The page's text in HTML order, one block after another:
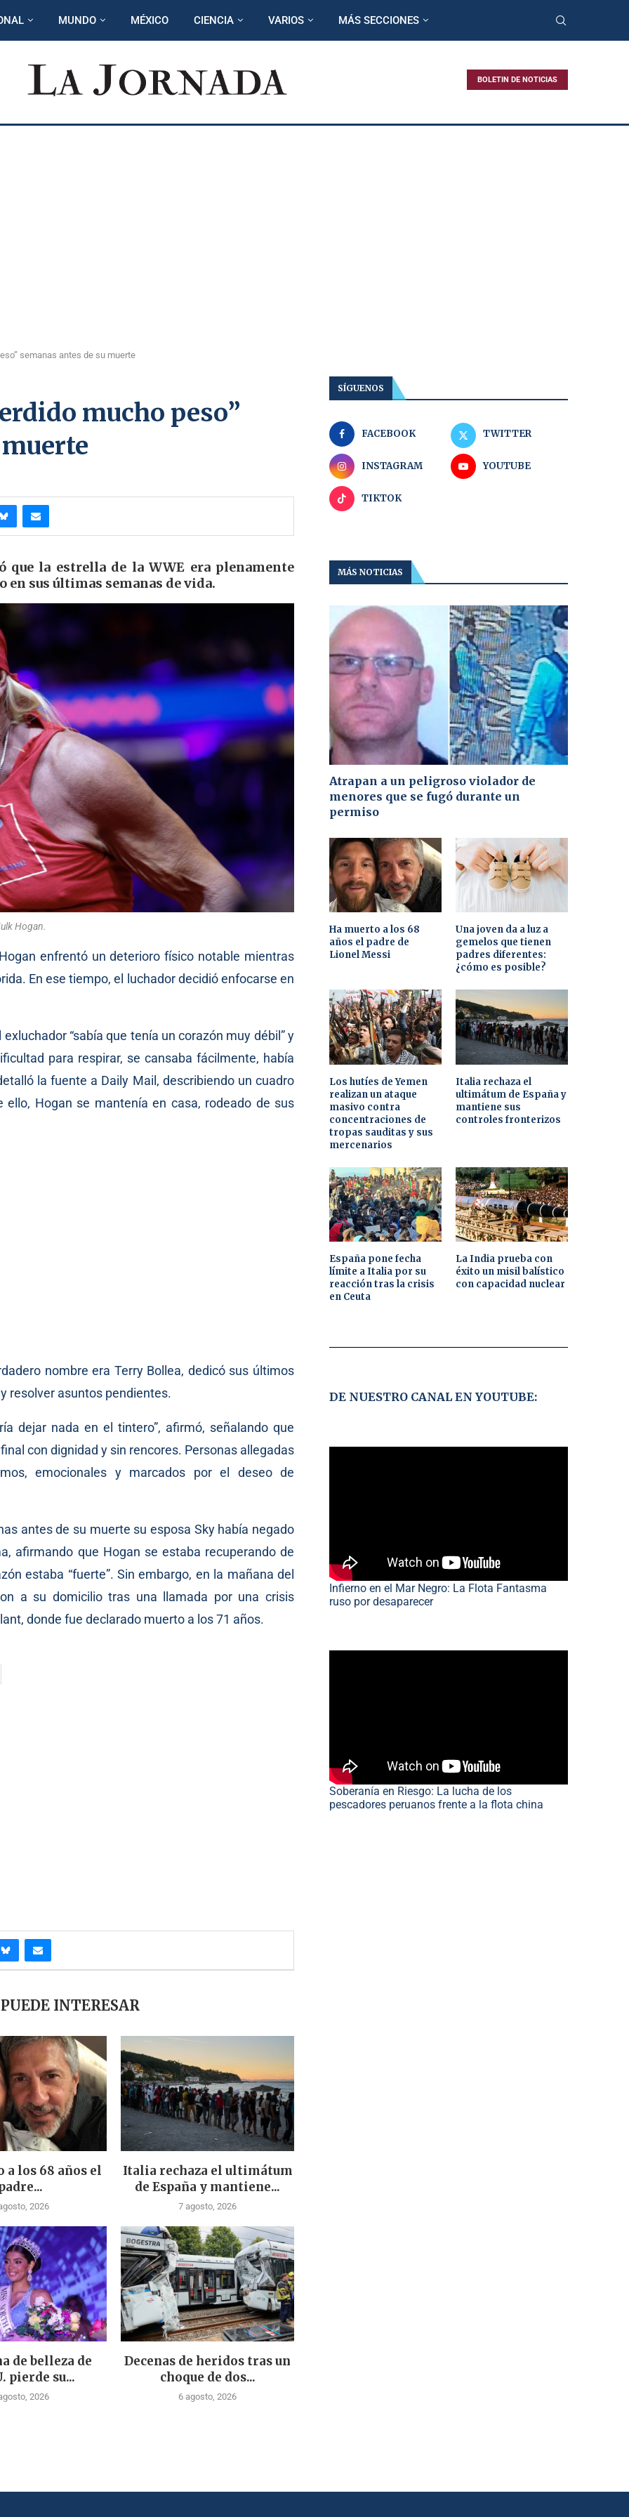
MUNDO MÉXICO CIENCIA VARIOS MÁS SECCIONES
BOLETIN DE NOTICIAS
semanas antes de su muerte
mucho peso”
que la estrella de la WWE era plenamente
en sus últimas semanas de vida.
Hogan.
enfrentó un deterioro físico notable mientras
En ese tiempo, el luchador decidió enfocarse en
“sabía que tenía un corazón muy débil” y
para respirar, se cansaba fácilmente, había
la fuente a Daily Mail, describiendo un cuadro
Hogan se mantenía en casa, rodeado de sus
nombre era Terry Bollea, dedicó sus últimos
resolver asuntos pendientes.
dejar nada en el tintero”, afirmó, señalando que
con dignidad y sin rencores. Personas allegadas
emocionales y marcados por el deseo de
antes de su muerte su esposa Sky había negado
afirmando que Hogan se estaba recuperando de
estaba “fuerte”. Sin embargo, en la mañana del
a su domicilio tras una llamada por una crisis
donde fue declarado muerto a los 71 años.
INTERESAR
a los 68 años el
2026
Italia rechaza el ultimátum
de España y mantiene...
7 agosto, 2026
de belleza de
pierde su...
2026
Decenas de heridos tras un
choque de dos...
6 agosto, 2026
SÍGUENOS
FACEBOOK TWITTER
INSTAGRAM YOUTUBE
TIKTOK
MÁS NOTICIAS
Atrapan a un peligroso violador de
menores que se fugó durante un
permiso
Ha muerto a los 68
años el padre de
Lionel Messi
Una joven da a luz a
gemelos que tienen
padres diferentes:
¿cómo es posible?
Los hutíes de Yemen
realizan un ataque
masivo contra
concentraciones de
tropas sauditas y sus
mercenarios
Italia rechaza el
ultimátum de España y
mantiene sus
controles fronterizos
España pone fecha
límite a Italia por su
reacción tras la crisis
en Ceuta
La India prueba con
éxito un misil balístico
con capacidad nuclear
DE NUESTRO CANAL EN YOUTUBE:
Infierno en el Mar Negro: La Flota Fantasma
ruso por desaparecer
Soberanía en Riesgo: La lucha de los
pescadores peruanos frente a la flota china